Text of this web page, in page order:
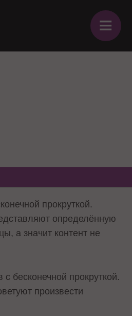
≡
прокруткой.
определённую
а значит контент не
бесконечной прокруткой.
произвести